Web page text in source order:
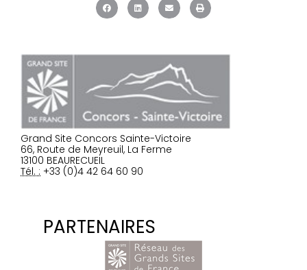
Grand Site Concors Sainte-Victoire
66, Route de Meyreuil, La Ferme
13100 BEAURECUEIL
Tél. : +33 (0)4 42 64 60 90
PARTENAIRES